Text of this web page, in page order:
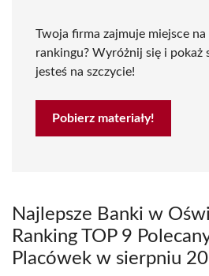
Twoja firma zajmuje miejsce
rankingu? Wyróżnij się i pokaż
jesteś na szczycie!
Pobierz materiały!
Najlepsze Banki w
Ranking TOP 9
Placówek w sierpniu